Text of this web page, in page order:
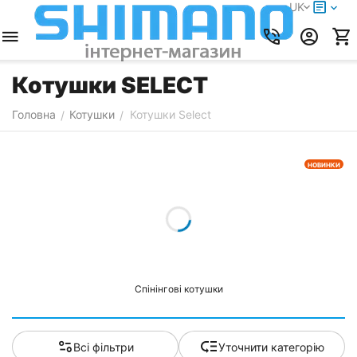
UK
Котушки SELECT
Головна / Котушки / Котушки Select
Спінінгові котушки
НОВИНКИ
Всі фільтри Уточнити категорію